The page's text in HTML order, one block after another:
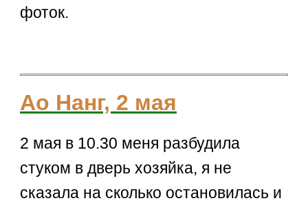
фоток.
Ао Нанг, 2 мая
2 мая в 10.30 меня разбудила
стуком в дверь хозяйка, я не
сказала на сколько остановилась и